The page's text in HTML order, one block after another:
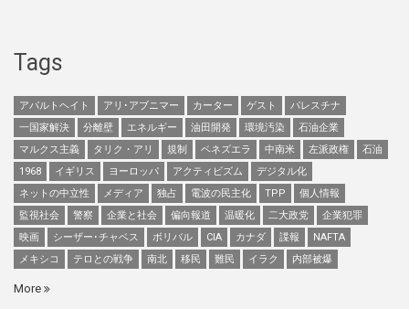
Tags
アパルトヘイト アリ･アブニマー カーター ゲスト
パレスチナ
一国家解決
分離壁 エネルギー 油田開発 環境汚染
石油企業
マルクス主義
タリク・アリ 規制 ベネズエラ 中南米 左派政権
石油
1968
イギリス ヨーロッパ アクティビズム
デジタル化
ネットの中立性
メディア 独占 電波の民主化 TPP
個人情報
監視社会
警察 企業と社会 偏向報道 温暖化 二大政党
企業犯罪
映画
シーザー･チャベス ボリバル CIA カナダ 諜報
NAFTA
メキシコ
テロとの戦争 南北 移民 難民 イラク 内部被爆
More